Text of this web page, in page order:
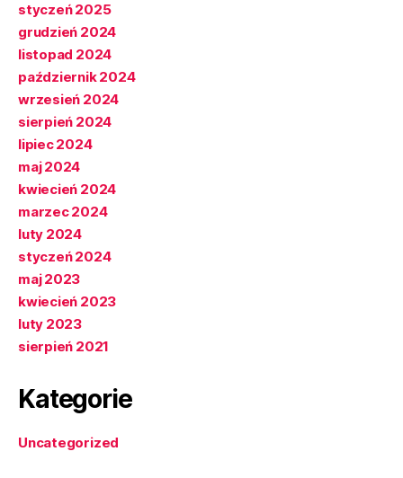
styczeń 2025
grudzień 2024
listopad 2024
październik 2024
wrzesień 2024
sierpień 2024
lipiec 2024
maj 2024
kwiecień 2024
marzec 2024
luty 2024
styczeń 2024
maj 2023
kwiecień 2023
luty 2023
sierpień 2021
Kategorie
Uncategorized